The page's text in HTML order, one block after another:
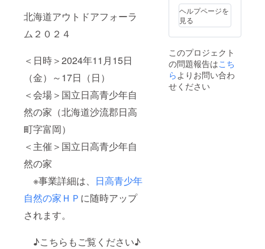
北海道アウトドアフォーラ
ム２０２４
＜日時＞2024年11月15日
（金）～17日（日）
＜会場＞国立日高青少年自
然の家（北海道沙流郡日高
町字富岡）
＜主催＞国立日高青少年自
然の家
※事業詳細は、 日高青少年
自然の家ＨＰ に随時アップ
されます。
♪こちらもご覧ください♪
） 掲載
方法：
文字の
み
ヘルプページを
見る
このプロジェクト
の問題報告はこち
らよりお問い合わ
せください